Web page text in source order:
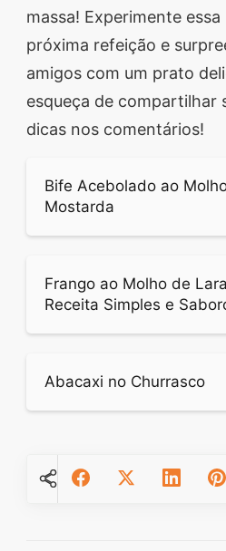
massa! Experimente
próxima refeição e
amigos com um prato
esqueça de compartilhar
dicas nos comentários!
Bife Acebolado ao
Mostarda
Frango ao Molho de
Receita Simples e
Abacaxi no Churrasco